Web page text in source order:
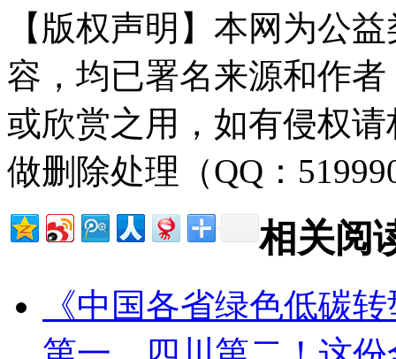
【版权声明】本网为公
容，均已署名来源和作
或欣赏之用，如有侵权
做删除处理（QQ：
相关阅
《中国各省绿色低碳